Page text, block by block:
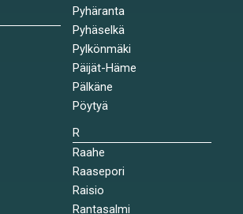
Pyhäranta
Pyhäselkä
Pylkönmäki
Päijät-Häme
Pälkäne
Pöytyä
R
Raahe
Raasepori
Raisio
Rantasalmi